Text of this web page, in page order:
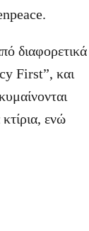
διαφορετικά
First”, και
ενώ